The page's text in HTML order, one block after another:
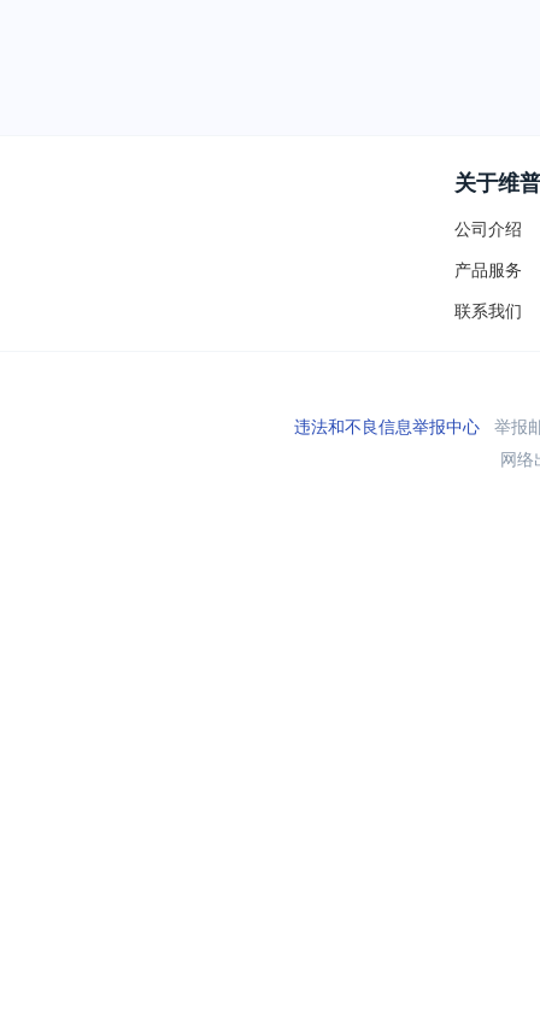
关于维普
公司介绍
产品服务
联系我们
违法和不良信息举报中心举报
网